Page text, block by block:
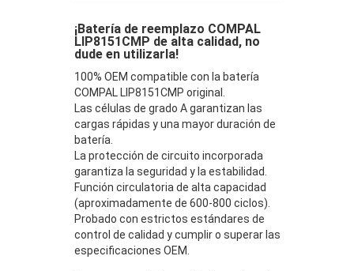
¡Batería de reemplazo COMPAL
LIP8151CMP de alta calidad, no
dude en utilizarla!
100% OEM compatible con la batería
COMPAL LIP8151CMP original.
Las células de grado A garantizan las
cargas rápidas y una mayor duración de
batería.
La protección de circuito incorporada
garantiza la seguridad y la estabilidad.
Función circulatoria de alta capacidad
(aproximadamente de 600-800 ciclos).
Probado con estrictos estándares de
control de calidad y cumplir o superar las
especificaciones OEM.